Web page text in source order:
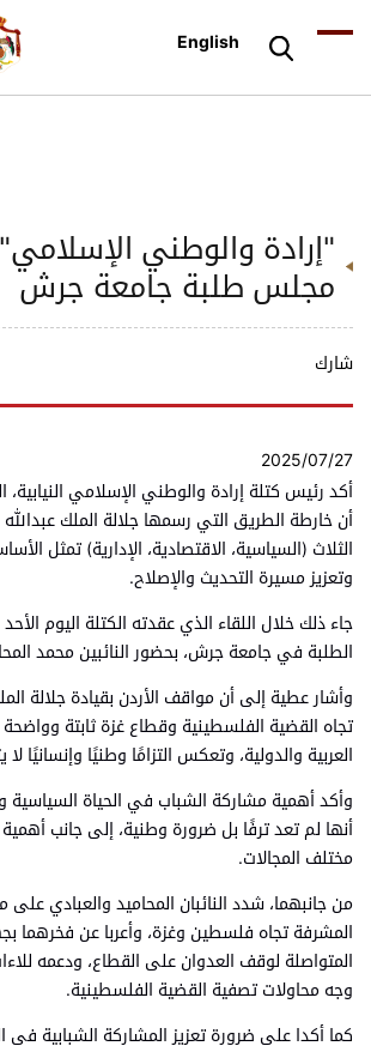
English
"إرادة والوطني
مجلس طلبة جامعة جرش
شارك
2025/07/27
أكد رئيس كتلة إرادة والوطني الإسلامي
أن خارطة الطريق التي رسمها جلالة الملك عبدالله
الثلاث (السياسية، الاقتصادية، الإدارية) تمثل
وتعزيز مسيرة التحديث والإصلاح.
جاء ذلك خلال اللقاء الذي عقدته الكتلة اليوم
الطلبة في جامعة جرش، بحضور النائبين محمد
وأشار عطية إلى أن مواقف الأردن بقيادة جلالة
تجاه القضية الفلسطينية وقطاع غزة ثابتة
العربية والدولية، وتعكس التزامًا وطنيًا وإنسانيًا لا
وأكد أهمية مشاركة الشباب في الحياة السياسية
أنها لم تعد ترفًا بل ضرورة وطنية، إلى جانب
مختلف المجالات.
من جانبهما، شدد النائبان المحاميد والعبادي على
المشرفة تجاه فلسطين وغزة، وأعربا عن فخرهما
المتواصلة لوقف العدوان على القطاع، ودعمه
وجه محاولات تصفية القضية الفلسطينية.
كما أكدا على ضرورة تعزيز المشاركة الشبابية في